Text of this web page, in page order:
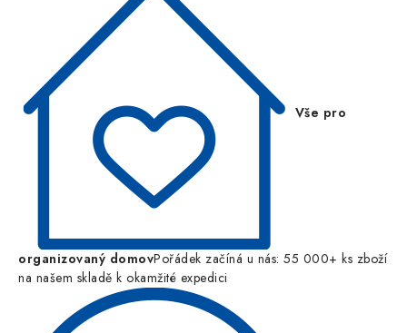
Vše pro
organizovaný domovPořádek začíná u nás: 55 000+ ks zboží
na našem skladě k okamžité expedici